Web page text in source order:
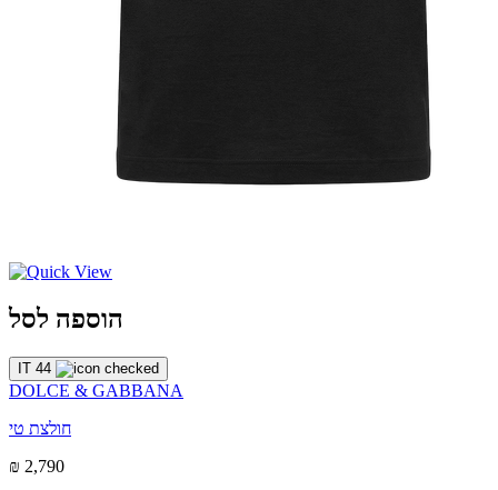
הוספה לסל
IT 44
DOLCE & GABBANA
חולצת טי
₪ 2,790